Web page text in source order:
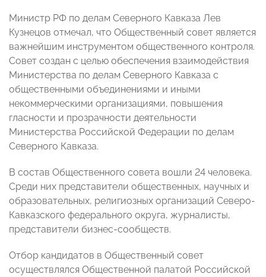
Министр РФ по делам Северного Кавказа Лев
Кузнецов отмечал, что Общественный совет является
важнейшим инструментом общественного контроля.
Совет создан с целью обеспечения взаимодействия
Министерства по делам Северного Кавказа с
общественными объединениями и иными
некоммерческими организациями, повышения
гласности и прозрачности деятельности
Министерства Российской Федерации по делам
Северного Кавказа.
В состав Общественного совета вошли 24 человека.
Среди них представители общественных, научных и
образовательных, религиозных организаций Северо-
Кавказского федерального округа, журналисты,
представители бизнес-сообществ.
Отбор кандидатов в Общественный совет
осуществлялся Общественной палатой Российской